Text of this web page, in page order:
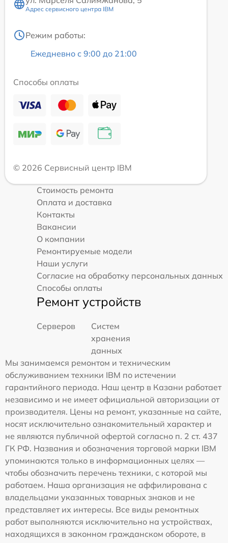
Адрес сервисного центра IBM
Режим работы:
Ежедневно с 9:00 до 21:00
Способы оплаты
© 2026 Сервисный центр IBM
Стоимость ремонта
Оплата и доставка
Контакты
Вакансии
О компании
Ремонтируемые модели
Наши услуги
Согласие на обработку персональных данных
Способы оплаты
Ремонт устройств
Серверов
Систем
хранения
данных
Мы занимаемся ремонтом и техническим
обслуживанием техники IBM по истечении
гарантийного периода. Наш центр в Казани работает
независимо и не имеет официальной авторизации от
производителя. Цены на ремонт, указанные на сайте,
носят исключительно ознакомительный характер и
не являются публичной офертой согласно п. 2 ст. 437
ГК РФ. Названия и обозначения торговой марки IBM
упоминаются только в информационных целях —
чтобы обозначить перечень техники, с которой мы
работаем. Наша организация не аффилирована с
владельцами указанных товарных знаков и не
представляет их интересы. Все виды ремонтных
работ выполняются исключительно на устройствах,
находящихся в законном гражданском обороте, в